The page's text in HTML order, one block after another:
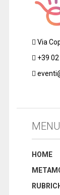
Via
+39
MENU
HOME